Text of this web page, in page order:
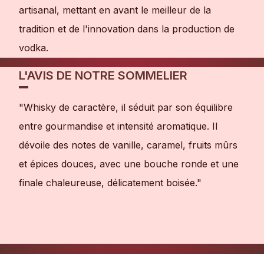
artisanal, mettant en avant le meilleur de la
tradition et de l'innovation dans la production de
vodka.
L'AVIS DE NOTRE SOMMELIER
"Whisky de caractère, il séduit par son équilibre
entre gourmandise et intensité aromatique. Il
dévoile des notes de vanille, caramel, fruits mûrs
et épices douces, avec une bouche ronde et une
finale chaleureuse, délicatement boisée."